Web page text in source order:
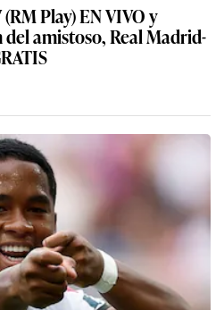
Play) EN VIVO y
amistoso, Real Madrid-